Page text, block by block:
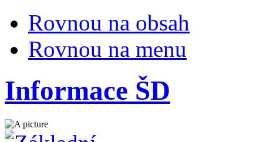
Rovnou na obsah
Rovnou na menu
Informace ŠD